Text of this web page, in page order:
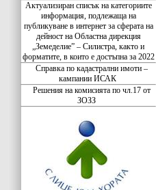
Актуализиран списък на категориите
информация, подлежаща на
публикуване в интернет за сферата на
дейност на Областна дирекция
„Земеделие” – Силистра, както и
форматите, в които е достъпна за 2022
Справка по кадастрални имоти –
кампании ИСАК
Решения на комисията по чл.17 от
ЗОЗЗ